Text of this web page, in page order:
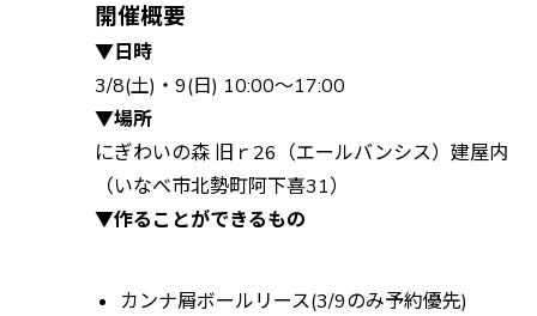
開催概要
▼日時
3/8(土)・9(日) 10:00〜17:00
▼場所
にぎわいの森 旧ｒ26（エールバンシス）建屋内
（いなべ市北勢町阿下喜31）
▼作ることができるもの
カンナ屑ボールリース(3/9のみ予約優先)